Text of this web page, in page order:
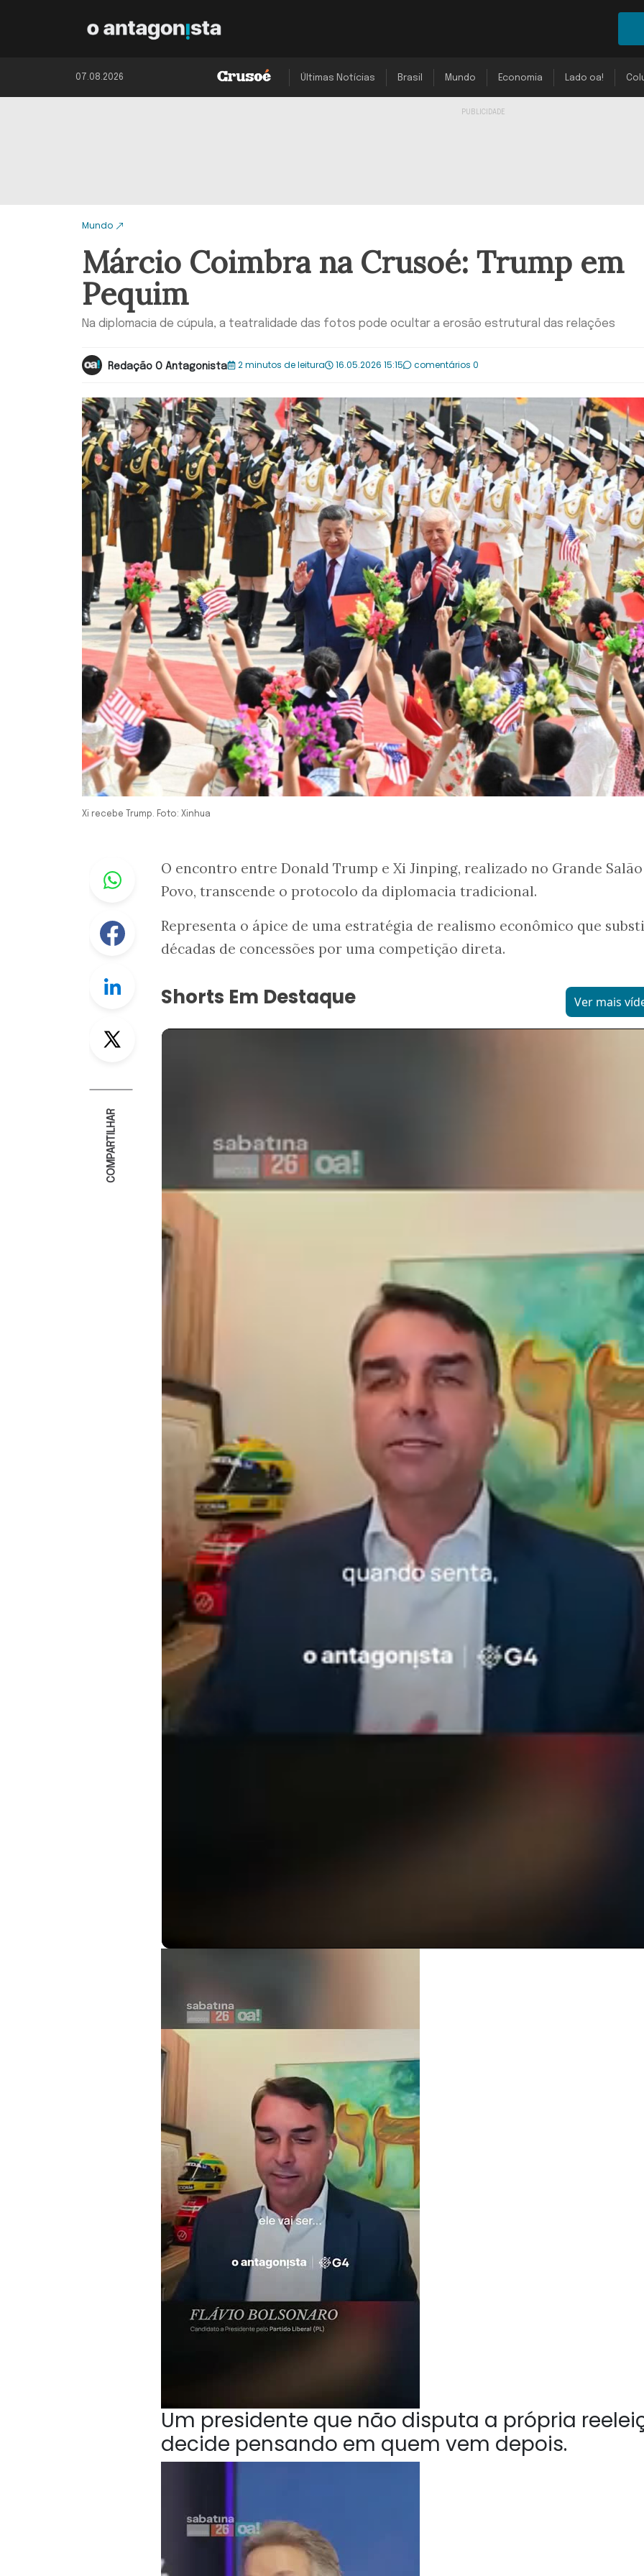
07.08.2026 Últimas Notícias Brasil Mundo Economia Lado oa!
Mundo
Márcio Coimbra na Crusoé: Trump em
Pequim
Na diplomacia de cúpula, a teatralidade das fotos pode ocultar a erosão estrutural das relações
Redação O Antagonista 2 minutos de leitura 16.05.2026 15:15 comentários 0
Xi recebe Trump. Foto: Xinhua
Whastapp
Facebook
Twitter
COMPARTILHAR
O encontro entre Donald Trump e Xi Jinping, realizado no Grande
Povo, transcende o protocolo da diplomacia tradicional.
Representa o ápice de uma estratégia de realismo econômico que
décadas de concessões por uma competição direta.
Shorts Em Destaque Ver mais
Um presidente que não disputa a própria
decide pensando em quem vem depois.